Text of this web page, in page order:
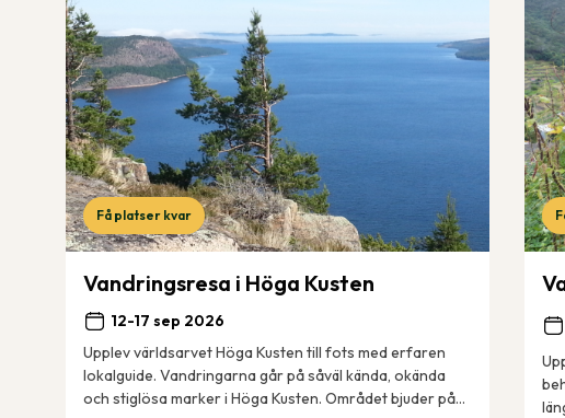
Få platser kvar
Vandringsresa i Höga Kusten
12-17 sep 2026
Upplev världsarvet Höga Kusten till fots med erfaren
lokalguide. Vandringarna går på såväl kända, okända
och stiglösa marker i Höga Kusten. Området bjuder på